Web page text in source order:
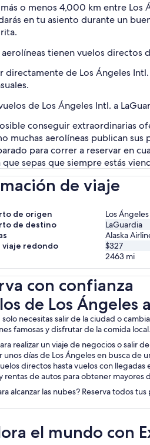
o menos 4,000 km entre Los
en tu asiento durante un
tienen vuelos directos
directamente de Los Ángeles
de Los Ángeles Intl. a
conseguir extraordinarias
muchas aerolíneas publican sus
para correr a reservar en
que sepas que siempre estás
de viaje
de origen
Los
de destino
LaGuardia
Alaska
viaje redondo
$327
2463 mi
con confianza
de Los Ángeles
solo necesitas salir de la ciudad o
famosas y disfrutar de la comida
realizar un viaje de negocios o salir
unos días de Los Ángeles en busca
directos hasta vuelos con
rentas de autos para obtener mayores
alcanzar las nubes? Reserva todos
Los Ángeles a Nueva York
el mundo con